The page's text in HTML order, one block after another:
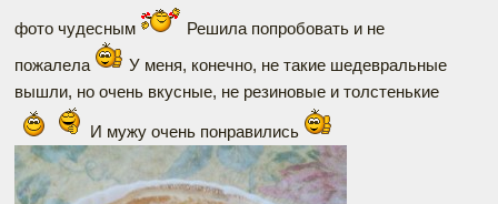
фото чудесным
Решила попробовать и не
пожалела
У меня, конечно, не такие шедевральные
вышли, но очень вкусные, не резиновые и толстенькие
И мужу очень понравились